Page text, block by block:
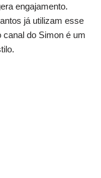
engajamento.
já utilizam esse
do Simon é um